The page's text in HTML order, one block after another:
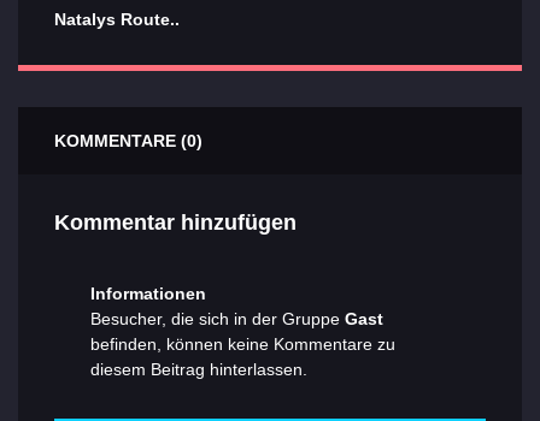
Natalys Route..
KOMMENTARE (0)
Kommentar hinzufügen
Informationen
Besucher, die sich in der Gruppe Gast
befinden, können keine Kommentare zu
diesem Beitrag hinterlassen.